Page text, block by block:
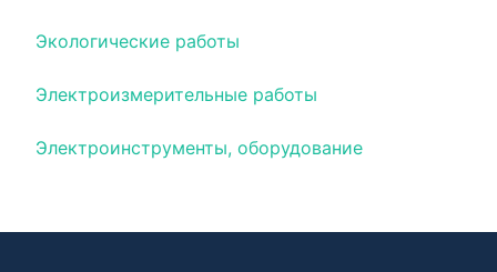
Экологические работы
Электроизмерительные работы
Электроинструменты, оборудование